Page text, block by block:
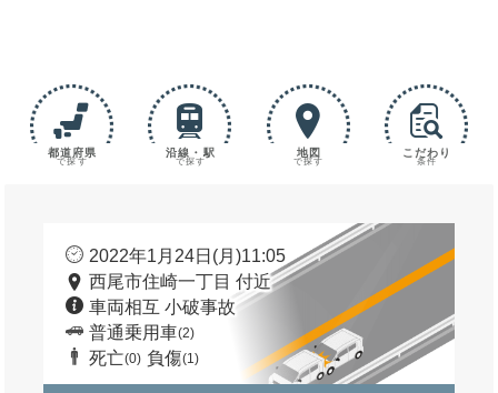
都道府県
で探す
沿線・駅
で探す
地図
で探す
こだわり
条件
2022年1月24日(月)11:05
西尾市住崎一丁目 付近
車両相互 小破事故
普通乗用車(2)
死亡(0) 負傷(1)